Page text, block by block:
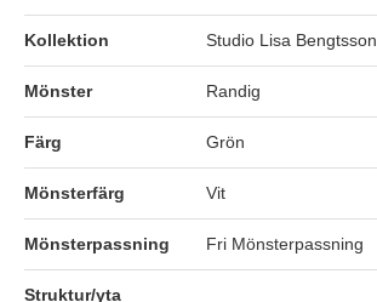
Kollektion Studio Lisa Bengtsson
Mönster Randig
Färg Grön
Mönsterfärg Vit
Mönsterpassning Fri Mönsterpassning
Struktur/yta